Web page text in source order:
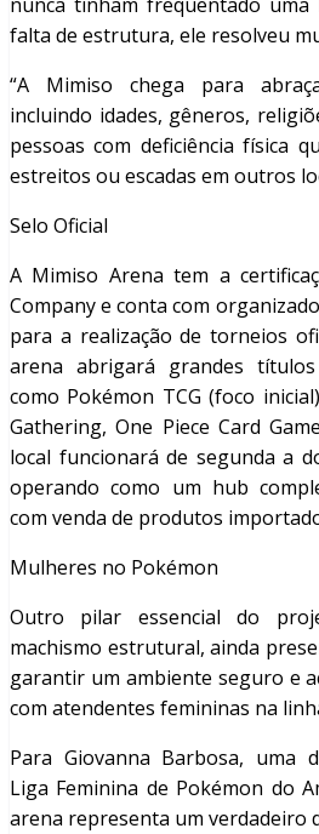
falta de estrutura, ele resolveu
“A Mimiso chega para
incluindo idades, gêneros,
pessoas com deficiência física
estreitos ou escadas em outros
Selo Oficial
A Mimiso Arena tem a
Company e conta com
para a realização de torneios
arena abrigará grandes
como Pokémon TCG (foco
Gathering, One Piece Card
local funcionará de segunda a
operando como um hub
com venda de produtos
Mulheres no Pokémon
Outro pilar essencial do
machismo estrutural, ainda
garantir um ambiente seguro e
com atendentes femininas na
Para Giovanna Barbosa, uma
Liga Feminina de Pokémon do
arena representa um verdadeiro